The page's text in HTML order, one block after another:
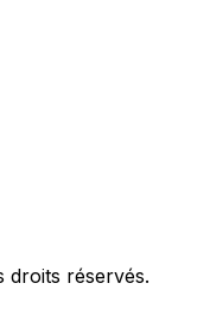
droits réservés.